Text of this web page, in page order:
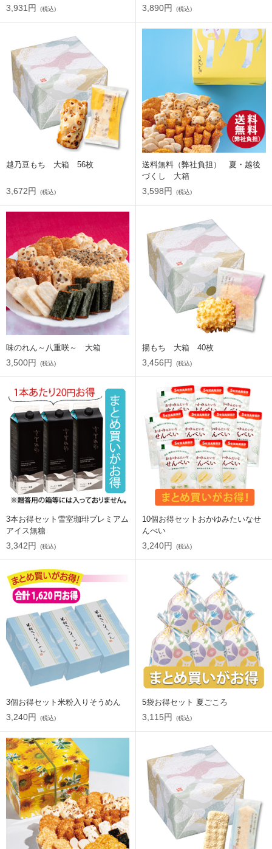
3,931円 (税込) 3,890円 (税込)
越乃豆もち 大箱 56枚
3,672円 (税込)
送料無料（弊社負担） 夏・越後
づくし 大箱
3,598円 (税込)
味のれん～八重咲～ 大箱
3,500円 (税込)
揚もち 大箱 40枚
3,456円 (税込)
3本お得セット雪室珈琲プレミアム
アイス無糖
3,342円 (税込)
10個お得セットおかゆみたいなせ
んべい
3,240円 (税込)
3個お得セット米粉入りそうめん
3,240円 (税込)
5袋お得セット 夏ごころ
3,115円 (税込)